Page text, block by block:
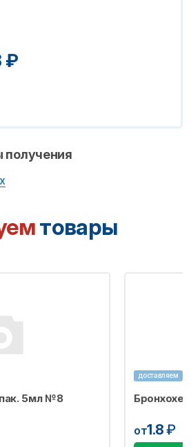
₽
получения
товары
5мл №8
доставляем
от1.8₽